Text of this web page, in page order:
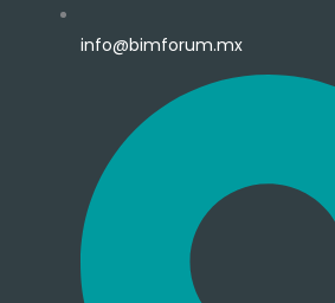
info@bimforum.mx